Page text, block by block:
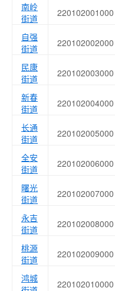
南岭
街道
220102001000
自强
街道
220102002000
民康
街道
220102003000
新春
街道
220102004000
长通
街道
220102005000
全安
街道
220102006000
曙光
街道
220102007000
永吉
街道
220102008000
桃源
街道
220102009000
鸿城
220102010000